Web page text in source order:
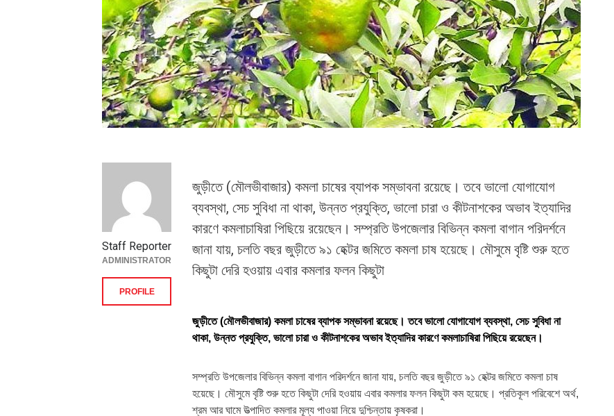
জুড়ীতে (মৌলভীবাজার) কমলা চাষের ব্যাপক সম্ভাবনা রয়েছে। তবে ভালো যোগাযোগ
ব্যবস্থা, সেচ সুবিধা না থাকা, উন্নত প্রযুক্তি, ভালো চারা ও কীটনাশকের অভাব ইত্যাদির
কারণে কমলাচাষিরা পিছিয়ে রয়েছেন। সম্প্রতি উপজেলার বিভিন্ন কমলা বাগান পরিদর্শনে
জানা যায়, চলতি বছর জুড়ীতে ৯১ হেক্টর জমিতে কমলা চাষ হয়েছে। মৌসুমে বৃষ্টি শুরু হতে
কিছুটা দেরি হওয়ায় এবার কমলার ফলন কিছুটা
জুড়ীতে (মৌলভীবাজার) কমলা চাষের ব্যাপক সম্ভাবনা রয়েছে। তবে ভালো যোগাযোগ ব্যবস্থা, সেচ সুবিধা না
থাকা, উন্নত প্রযুক্তি, ভালো চারা ও কীটনাশকের অভাব ইত্যাদির কারণে কমলাচাষিরা পিছিয়ে রয়েছেন।
সম্প্রতি উপজেলার বিভিন্ন কমলা বাগান পরিদর্শনে জানা যায়, চলতি বছর জুড়ীতে ৯১ হেক্টর জমিতে কমলা চাষ
হয়েছে। মৌসুমে বৃষ্টি শুরু হতে কিছুটা দেরি হওয়ায় এবার কমলার ফলন কিছুটা কম হয়েছে। প্রতিকূল পরিবেশে অর্থ,
শ্রম আর ঘামে উত্পাদিত কমলার মূল্য পাওয়া নিয়ে দুশ্চিন্তায় কৃষকরা।
Staff Reporter
ADMINISTRATOR
PROFILE